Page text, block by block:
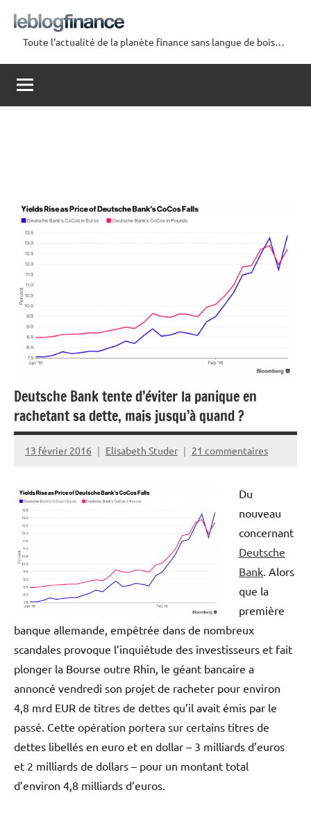
contenu
Le
Blog
Finance
Toute l'actualité de la planète finance sans langue de bois…
Deutsche Bank tente d’éviter la panique en
rachetant sa dette, mais jusqu’à quand ?
13 février 2016 Elisabeth Studer 21 commentaires
Du
nouveau
concernant
Deutsche
Bank . Alors
que la
première
banque allemande, empêtrée dans de nombreux
scandales provoque l’inquiétude des investisseurs et fait
plonger la Bourse outre Rhin, le géant bancaire a
annoncé vendredi son projet de racheter pour environ
4,8 mrd EUR de titres de dettes qu’il avait émis par le
passé. Cette opération portera sur certains titres de
dettes libellés en euro et en dollar – 3 milliards d’euros
et 2 milliards de dollars – pour un montant total
d’environ 4,8 milliards d’euros.